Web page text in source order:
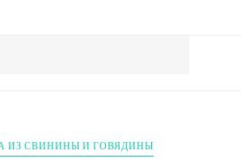
ИЗ СВИНИНЫ И ГОВЯДИНЫ